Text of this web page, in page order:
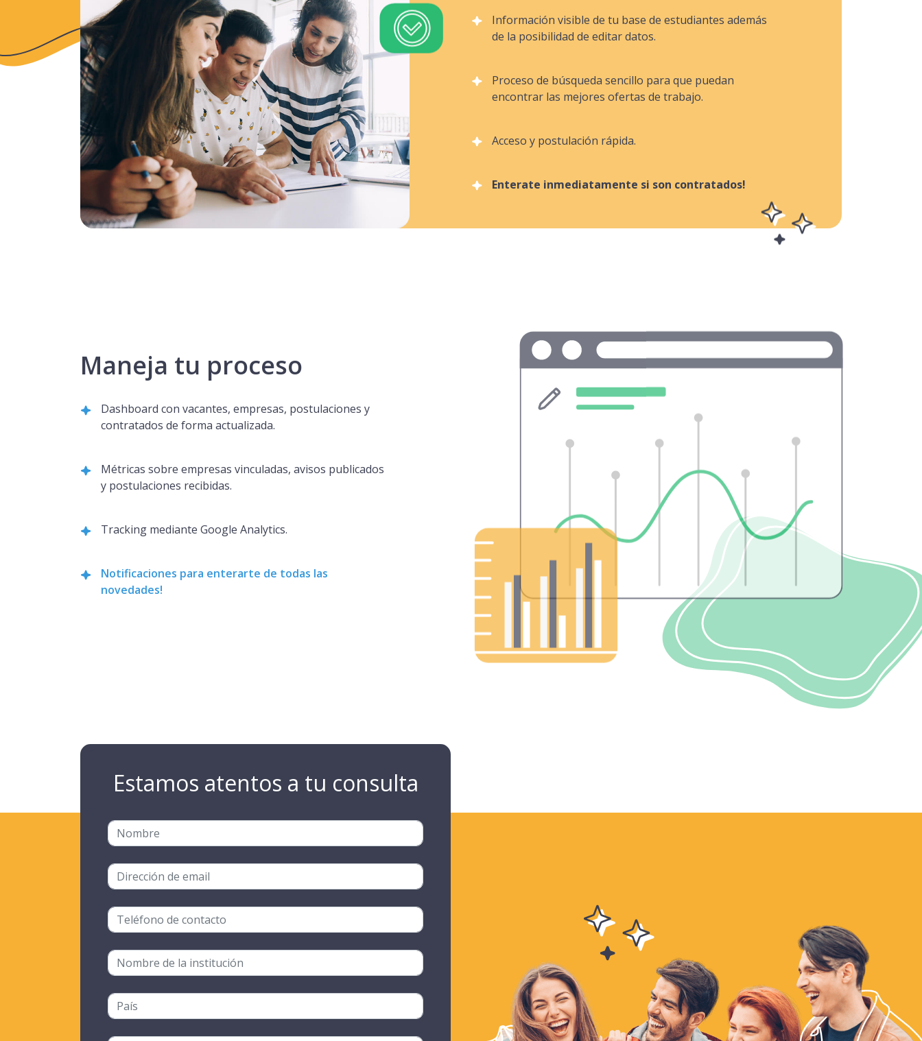
Información visible de tu base de estudiantes además
de la posibilidad de editar datos.
Proceso de búsqueda sencillo para que puedan
encontrar las mejores ofertas de trabajo.
Acceso y postulación rápida.
Enterate inmediatamente si son contratados!
Maneja tu proceso
Dashboard con vacantes, empresas, postulaciones y
contratados de forma actualizada.
Métricas sobre empresas vinculadas, avisos publicados
y postulaciones recibidas.
Tracking mediante Google Analytics.
Notificaciones para enterarte de todas las
novedades!
Estamos atentos a tu consulta